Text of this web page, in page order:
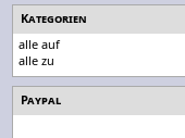
Kategorien
alle auf
alle zu
Paypal